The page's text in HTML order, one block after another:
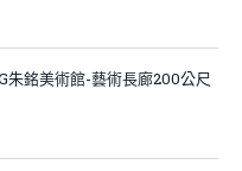
銘美術館-藝術長廊200公尺